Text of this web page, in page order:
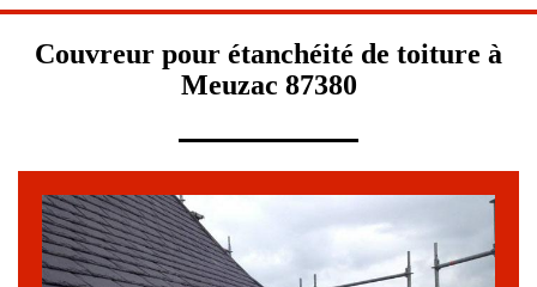
Couvreur pour étanchéité de toiture à
Meuzac 87380